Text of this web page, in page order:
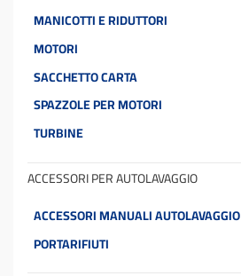
MANICOTTI E RIDUTTORI
MOTORI
SACCHETTO CARTA
SPAZZOLE PER MOTORI
TURBINE
ACCESSORI PER AUTOLAVAGGIO
ACCESSORI MANUALI AUTOLAVAGGIO
PORTARIFIUTI